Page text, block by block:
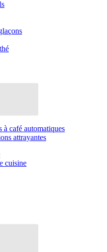
à café automatiques
attrayantes
cuisine